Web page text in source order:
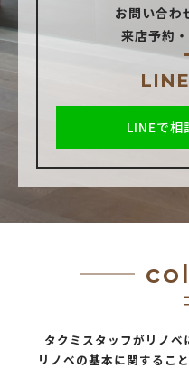
お問い合わ
来店予約
LINEで
タクミスタッフがリノベ
リノベの基本に関するこ